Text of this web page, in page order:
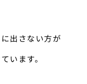
出さない方が
います。